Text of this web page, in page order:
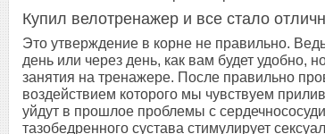
Купил велотренажер и все стало
Это утверждение в корне не правильно.
день или через день, как вам будет
занятия на тренажере. После правильно
воздействием которого мы чувствуем
уйдут в прошлое проблемы с
тазобедренного сустава стимулирует